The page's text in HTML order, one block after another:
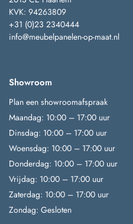
KVK: 94263809
+31 (0)23 2340444
info@meubelpanelen-op-maat.nl
Showroom
Plan een showroomafspraak
Maandag: 10:00 – 17:00 uur
Dinsdag: 10:00 – 17:00 uur
Woensdag: 10:00 – 17:00 uur
Donderdag: 10:00 – 17:00 uur
Vrijdag: 10:00 – 17:00 uur
Zaterdag: 10:00 – 17:00 uur
Zondag: Gesloten